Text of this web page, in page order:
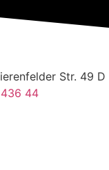
Str. 49 D
436 44